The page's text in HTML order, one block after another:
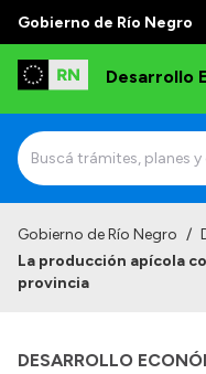
Gobierno de Río Negro
Desarrollo
Institucional
Autoridades
Gobierno de Río Negro /
La producción apícola
provincia
DESARROLLO